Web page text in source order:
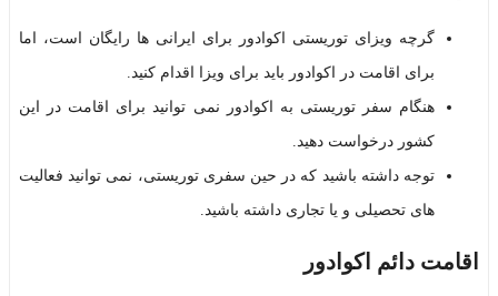
گرچه ویزای توریستی اکوادور برای ایرانی ها رایگان است، اما
برای اقامت در اکوادور باید برای ویزا اقدام کنید.
هنگام سفر توریستی به اکوادور نمی توانید برای اقامت در این
کشور درخواست دهید.
توجه داشته باشید که در حین سفری توریستی، نمی توانید فعالیت
های تحصیلی و یا تجاری داشته باشید.
اقامت دائم اکوادور